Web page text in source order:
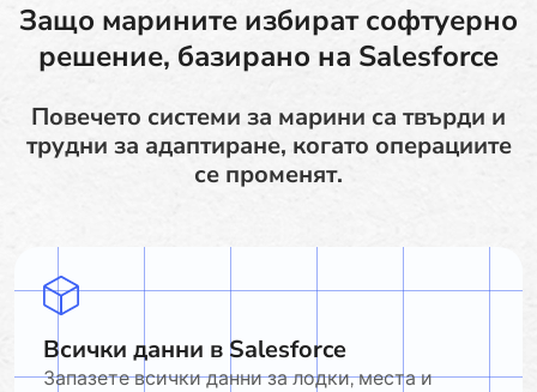
Защо марините избират софтуерно
решение, базирано на Salesforce
Повечето системи за марини са твърди и
трудни за адаптиране, когато операциите
се променят.
Всички данни в Salesforce
Запазете всички данни за лодки, места и